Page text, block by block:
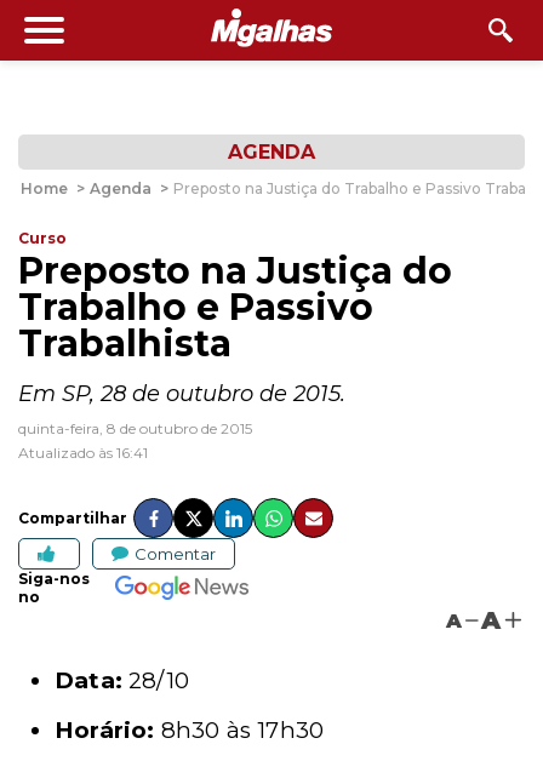
AGENDA
Home > Agenda > Preposto na Justiça do Trabalho e Passivo
Curso
Preposto na Justiça do
Trabalho e Passivo
Trabalhista
Em SP, 28 de outubro de 2015.
quinta-feira, 8 de outubro de 2015
Atualizado às 16:41
Compartilhar
Comentar
Siga-nos
no
A A
Data: 28/10
Horário: 8h30 às 17h30